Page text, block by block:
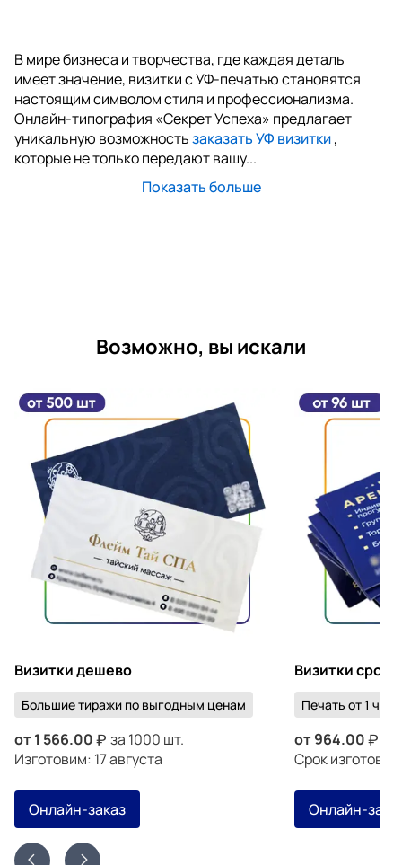
В мире бизнеса и творчества, где каждая деталь
имеет значение, визитки с УФ-печатью становятся
настоящим символом стиля и профессионализма.
Онлайн-типография «Секрет Успеха» предлагает
уникальную возможностьзаказать УФ визитки,
которые не только передают вашу...
Показать больше
Возможно, вы искали
Визитки дешево
Большие тиражи по выгодным ценам
от 1 566.00
за 1000 шт.
Изготовим: 17 августа
Онлайн-заказ
Визитки
Печать от 1 часа
от964.00
Срок
Онлайн-